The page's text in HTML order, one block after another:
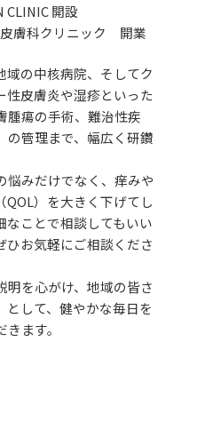
CLINIC 開設
膚科クリニック 開業
域の中核病院、そしてク
性皮膚炎や湿疹といった
腫瘍の手術、難治性疾
の管理まで、幅広く研鑽
悩みだけでなく、痒みや
）を大きく下げてし
なことで相談してもいい
ひお気軽にご相談くださ
明を心がけ、地域の皆さ
として、健やかな毎日を
ます。